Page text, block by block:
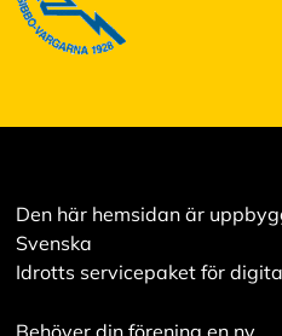
Den här hemsidan är
Svenska
Idrotts servicepaket för